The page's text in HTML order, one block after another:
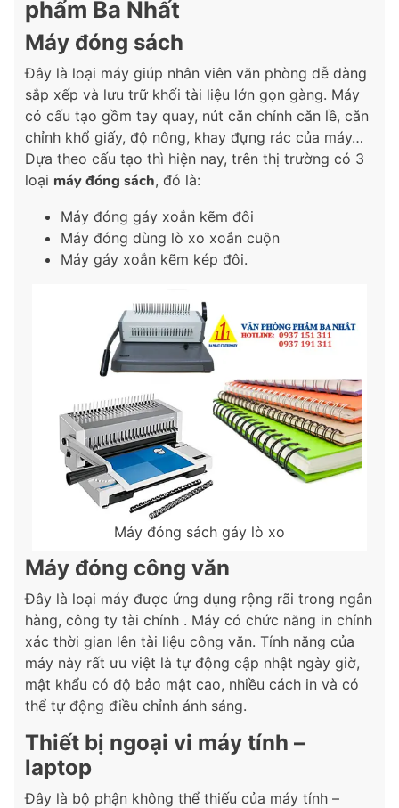
phẩm Ba Nhất
Máy đóng sách
Đây là loại máy giúp nhân viên văn phòng dễ dàng
sắp xếp và lưu trữ khối tài liệu lớn gọn gàng. Máy
có cấu tạo gồm tay quay, nút căn chỉnh căn lề, căn
chỉnh khổ giấy, độ nông, khay đựng rác của máy…
Dựa theo cấu tạo thì hiện nay, trên thị trường có 3
loại máy đóng sách, đó là:
Máy đóng gáy xoắn kẽm đôi
Máy đóng dùng lò xo xoắn cuộn
Máy gáy xoắn kẽm kép đôi.
Máy đóng sách gáy lò xo
Máy đóng công văn
Đây là loại máy được ứng dụng rộng rãi trong ngân
hàng, công ty tài chính . Máy có chức năng in chính
xác thời gian lên tài liệu công văn. Tính năng của
máy này rất ưu việt là tự động cập nhật ngày giờ,
mật khẩu có độ bảo mật cao, nhiều cách in và có
thể tự động điều chỉnh ánh sáng.
Thiết bị ngoại vi máy tính –
laptop
Đây là bộ phận không thể thiếu của máy tính –